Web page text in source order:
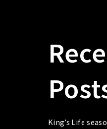
King’s Life